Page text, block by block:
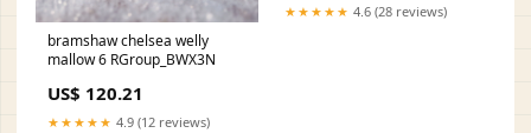
bramshaw chelsea welly
mallow 6 RGroup_BWX3N
US$ 120.21
★★★★★ 4.9 (12 reviews)
★★★★★ 4.6 (28 reviews)